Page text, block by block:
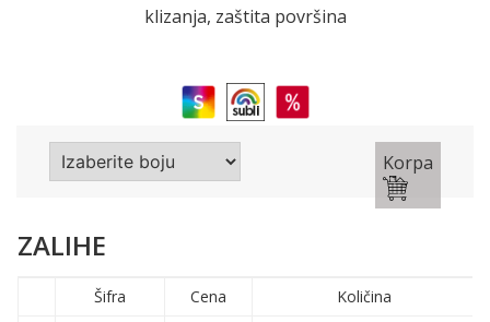
klizanja, zaštita površina
Korpa
ZALIHE
Šifra Cena
Količina